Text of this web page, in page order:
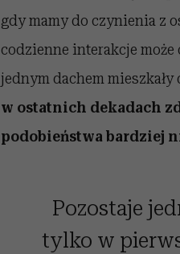
gdy mamy do czynienia z
codzienne interakcje
jednym dachem
w ostatnich dekadach
podobieństwa bardziej
Pozostaje
tylko w